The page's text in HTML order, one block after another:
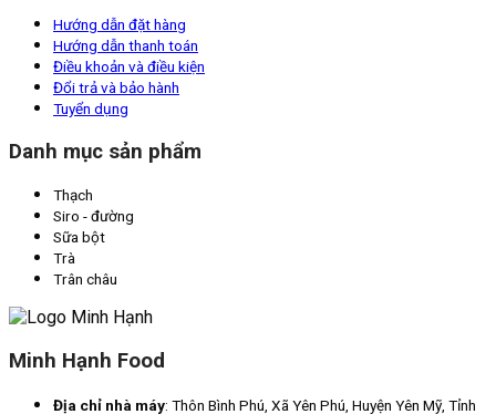
Hướng dẫn đặt hàng
Hướng dẫn thanh toán
Điều khoản và điều kiện
Đổi trả và bảo hành
Tuyển dụng
Danh mục sản phẩm
Thạch
Siro - đường
Sữa bột
Trà
Trân châu
Minh Hạnh Food
Địa chỉ nhà máy: Thôn Bình Phú, Xã Yên Phú, Huyện Yên Mỹ, Tỉnh